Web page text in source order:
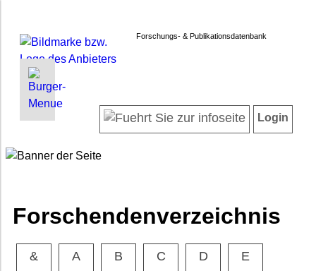
Forschungs- & Publikationsdatenbank
INFORMATIONEN | SUCHEN
Forschendenverzeichnis
FAQ
Newsletter
LOGIN
Login
Forschendenverzeichnis
& A B C D E